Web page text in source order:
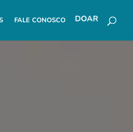
FALE CONOSCO DOAR